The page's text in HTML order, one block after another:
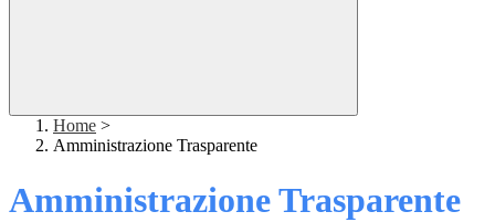
Home >
Amministrazione Trasparente
Amministrazione Trasparente